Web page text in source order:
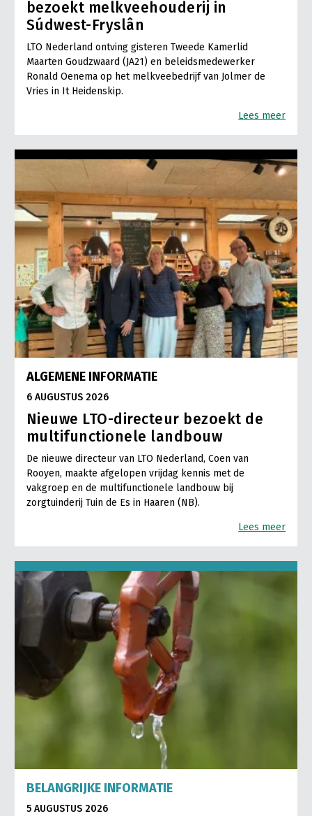
bezoekt melkveehouderij in
Súdwest-Fryslân
LTO Nederland ontving gisteren Tweede Kamerlid
Maarten Goudzwaard (JA21) en beleidsmedewerker
Ronald Oenema op het melkveebedrijf van Jolmer de
Vries in It Heidenskip.
Lees meer
ALGEMENE INFORMATIE
6 AUGUSTUS 2026
Nieuwe LTO-directeur bezoekt de
multifunctionele landbouw
De nieuwe directeur van LTO Nederland, Coen van
Rooyen, maakte afgelopen vrijdag kennis met de
vakgroep en de multifunctionele landbouw bij
zorgtuinderij Tuin de Es in Haaren (NB).
Lees meer
BELANGRIJKE INFORMATIE
5 AUGUSTUS 2026